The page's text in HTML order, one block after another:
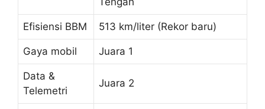
Efisiensi BBM 513 km/liter (Rekor baru)
Gaya mobil Juara 1
Data &
Telemetri
Juara 2